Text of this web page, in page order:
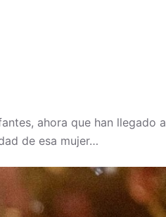
ahora que han llegado a
de esa mujer…